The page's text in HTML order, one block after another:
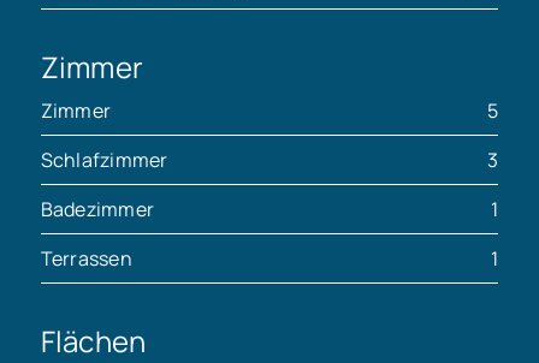
Zimmer
Zimmer
5
Schlafzimmer
3
Badezimmer
1
Terrassen
1
Flächen